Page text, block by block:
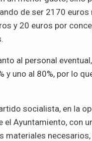
de ser 2170
y 20 euros por
al personal
y uno al 80%, por lo
socialista, en la
Ayuntamiento, con
materiales